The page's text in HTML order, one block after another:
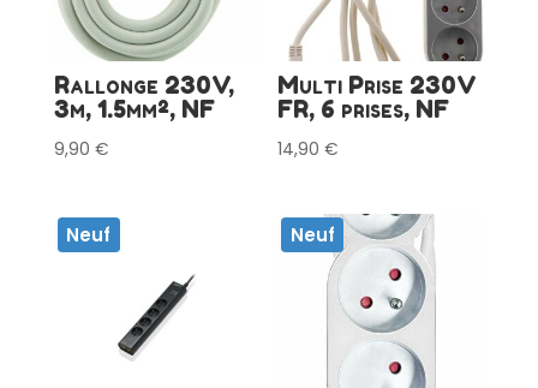
Rallonge 230V,
3m, 1.5mm², NF
9,90 €
Multi Prise 230V
FR, 6 prises, NF
14,90€
Neuf Neuf